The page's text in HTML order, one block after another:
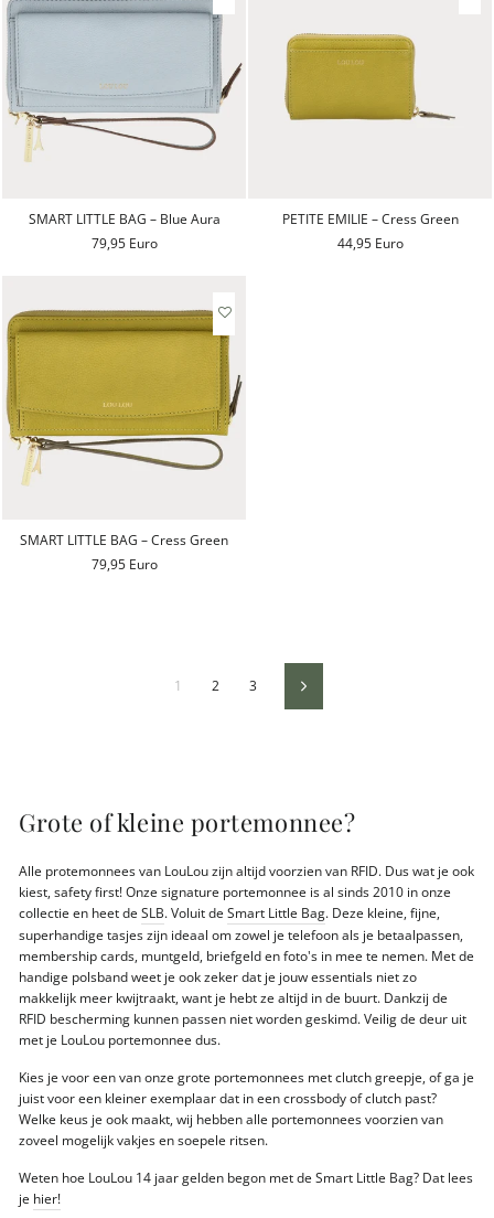
SMART LITTLE BAG – Blue Aura
79,95 Euro
PETITE EMILIE – Cress Green
44,95 Euro
SMART LITTLE BAG – Cress Green
79,95 Euro
1 2 3 Volgende
Grote of kleine portemonnee?
Alle protemonnees van LouLou zijn altijd voorzien van RFID. Dus wat je ook
kiest, safety first! Onze signature portemonnee is al sinds 2010 in onze
collectie en heet de SLB. Voluit de Smart Little Bag. Deze kleine, fijne,
superhandige tasjes zijn ideaal om zowel je telefoon als je betaalpassen,
membership cards, muntgeld, briefgeld en foto's in mee te nemen. Met de
handige polsband weet je ook zeker dat je jouw essentials niet zo
makkelijk meer kwijtraakt, want je hebt ze altijd in de buurt. Dankzij de
RFID bescherming kunnen passen niet worden geskimd. Veilig de deur uit
met je LouLou portemonnee dus.
Kies je voor een van onze grote portemonnees met clutch greepje, of ga je
juist voor een kleiner exemplaar dat in een crossbody of clutch past?
Welke keus je ook maakt, wij hebben alle portemonnees voorzien van
zoveel mogelijk vakjes en soepele ritsen.
Weten hoe LouLou 14 jaar gelden begon met de Smart Little Bag? Dat lees
je hier!